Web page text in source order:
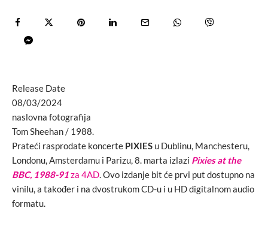
Release Date
08/03/2024
naslovna fotografija
Tom Sheehan / 1988.
Prateći rasprodate koncerte PIXIES u Dublinu, Manchesteru,
Londonu, Amsterdamu i Parizu, 8. marta izlazi Pixies at the
BBC, 1988-91za 4AD. Ovo izdanje bit će prvi put dostupno na
vinilu, a također i na dvostrukom CD-u i u HD digitalnom audio
formatu.